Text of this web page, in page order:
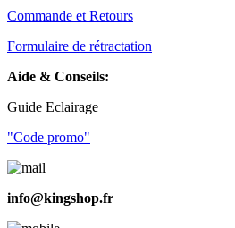
Commande et Retours
Formulaire de rétractation
Aide & Conseils:
Guide Eclairage
"Code promo"
info@kingshop.fr